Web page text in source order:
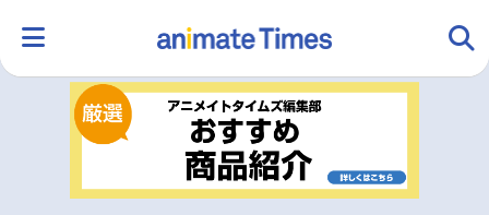
ランキング アニメ